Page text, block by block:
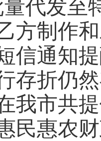
代发至
方制作
信通知
存折仍
我市共
民惠农